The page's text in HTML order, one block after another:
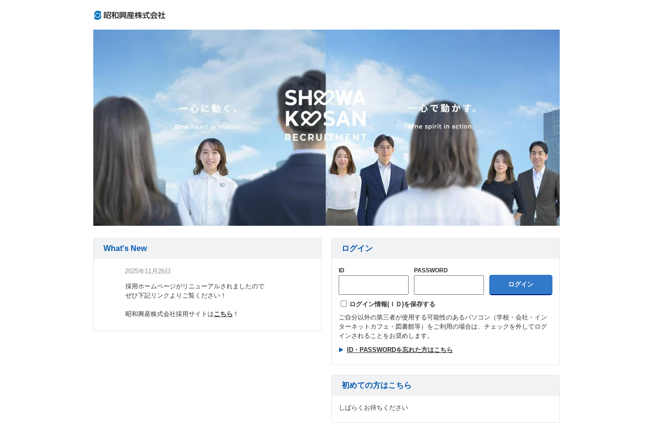
ログイン
ID PASSWORD
ログイン情報(ＩＤ)を保存する
ご自分以外の第三者が使用する可能性のあるパソコン（学校・会社・イン
ターネットカフェ・図書館等）をご利用の場合は、チェックを外してログ
インされることをお奨めします。
ID・PASSWORDを忘れた方はこちら
初めての方はこちら
しばらくお待ちください
What's New
2025年11月26日
採用ホームページがリニューアルされましたので
ぜひ下記リンクよりご覧ください！
昭和興産株式会社採用サイトはこちら ！